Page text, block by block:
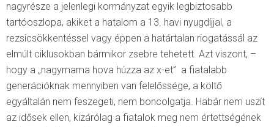
nagyrésze a jelenlegi kormányzat egyik legbiztosabb
tartóoszlopa, akiket a hatalom a 13. havi nyugdíjjal, a
rezsicsökkentéssel vagy éppen a határtalan riogatássál az
elmúlt ciklusokban bármikor zsebre tehetett. Azt viszont, –
hogy a „nagymama hova húzza az x-et” a fiatalabb
generációknak mennyiben van felelőssége, a költő
egyáltalán nem feszegeti, nem boncolgatja. Habár nem uszít
az idősek ellen, kizárólag a fiatalok meg nem értettségének